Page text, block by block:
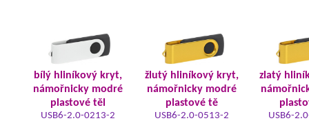
bílý hliníkový kryt,
námořnicky modré
plastové těl
USB6-2.0-0213-2
žlutý hliníkový kryt,
námořnicky modré
plastové tě
USB6-2.0-0513-2
zlatý
USB6-